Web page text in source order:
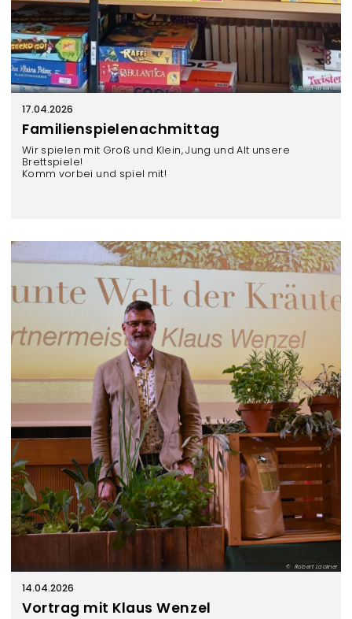
Birgit Lackner
17.04.2026
Familienspielenachmittag
Wir spielen mit Groß und Klein, Jung und Alt unsere
Brettspiele!
Komm vorbei und spiel mit!
Robert Lackner
14.04.2026
Vortrag mit Klaus Wenzel